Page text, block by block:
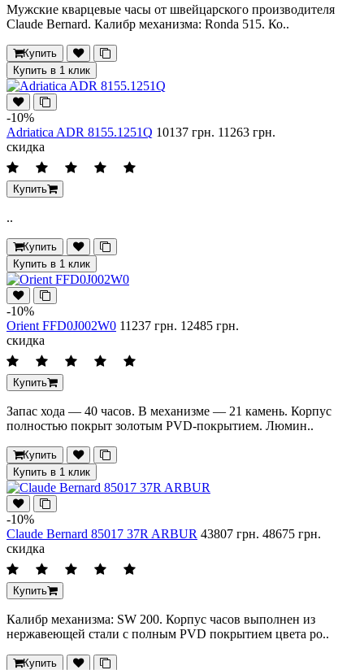
Мужские кварцевые часы от швейцарского производителя
Claude Bernard. Калибр механизма: Ronda 515. Ко..
Купить
Купить в 1 клик
-10%
Adriatica ADR 8155.1251Q 10137 грн. 11263 грн.
скидка
Купить
..
Купить
Купить в 1 клик
-10%
Orient FFD0J002W0 11237 грн. 12485 грн.
скидка
Купить
Запас хода — 40 часов. В механизме — 21 камень. Корпус
полностью покрыт золотым PVD-покрытием. Люмин..
Купить
Купить в 1 клик
-10%
Claude Bernard 85017 37R ARBUR 43807 грн. 48675 грн.
скидка
Купить
Калибр механизма: SW 200. Корпус часов выполнен из
нержавеющей стали с полным PVD покрытием цвета ро..
Купить